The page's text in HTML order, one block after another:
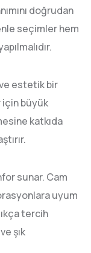
doğrudan
seçimler hem
estetik bir
için büyük
katkıda
sunar. Cam
uyum
tercih
şık